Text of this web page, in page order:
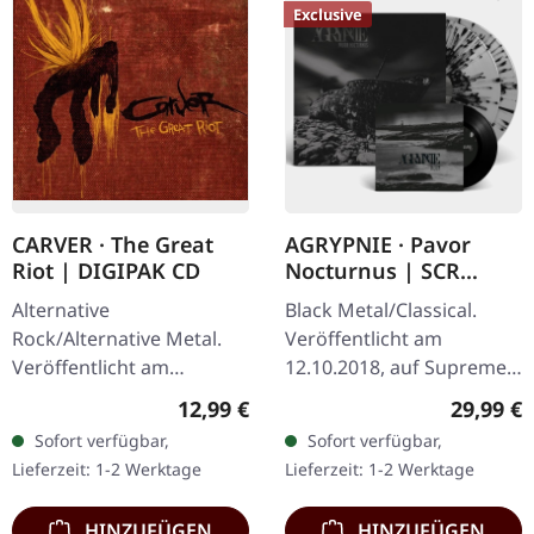
CARVER · The Great
Riot | DIGIPAK CD
Alternative
Rock/Alternative Metal.
Veröffentlicht am
08.02.2013, auf Supreme
Chaos Records. Limitierte
Auflage als CD im DigiPak
mit umfangreichen…
Regulärer Preis:
12,99 €
Sofort verfügbar,
Lieferzeit: 1-2 Werktage
Exclusive
AGRYPNIE · Pavor
Nocturnus | SCR
GREY/BLACK SPLATTER
2LP+7" BUNDLE
Black Metal/Classical.
Veröffentlicht am
12.10.2018, auf Supreme
Chaos Records. Schweres
180g Doppel-Vinyl im
Gatefold-Cover mit der
extra 7" Single…
29,99 €
Sofort verfügbar,
Lieferzeit: 1-2 Werktage